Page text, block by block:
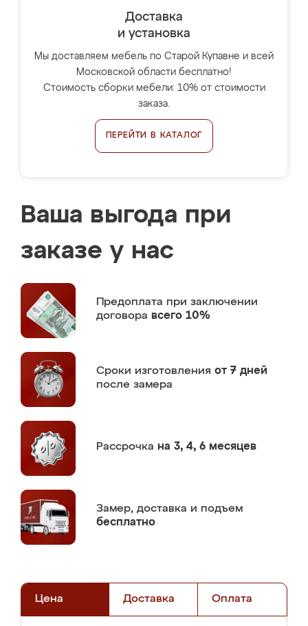
Доставка
и установка
Мы доставляем мебель по Старой Купавне и всей
Московской области бесплатно!
Стоимость сборки мебели: 10% от стоимости
заказа.
ПЕРЕЙТИ В КАТАЛОГ
Ваша выгода при
заказе у нас
Предоплата при заключении
договора всего 10%
Сроки изготовления от 7 дней
после замера
Рассрочка на 3, 4, 6 месяцев
Замер, доставка и подъем
бесплатно
Цена Доставка Оплата